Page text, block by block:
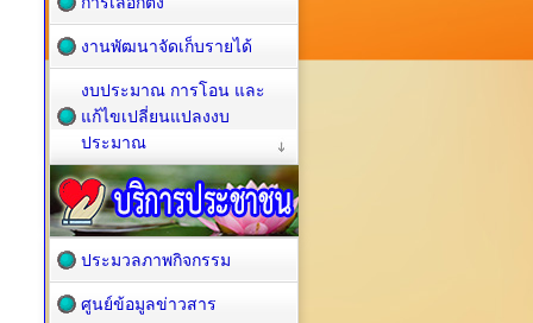
งานพัฒนาจัดเก็บรายได้
งบประมาณ การโอน และ
แก้ไขเปลี่ยนแปลงงบ
ประมาณ
ประมวลภาพกิจกรรม
ศูนย์ข้อมูลข่าวสาร